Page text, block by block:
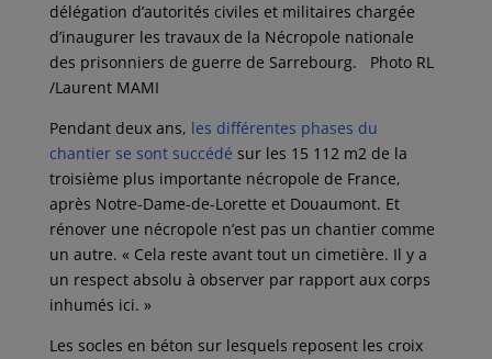
délégation d’autorités civiles et militaires chargée
d’inaugurer les travaux de la Nécropole nationale
des prisonniers de guerre de Sarrebourg. Photo RL
/Laurent MAMI
Pendant deux ans, les différentes phases du
chantier se sont succédé sur les 15 112 m2 de la
troisième plus importante nécropole de France,
après Notre-Dame-de-Lorette et Douaumont. Et
rénover une nécropole n’est pas un chantier comme
un autre. « Cela reste avant tout un cimetière. Il y a
un respect absolu à observer par rapport aux corps
inhumés ici. »
Les socles en béton sur lesquels reposent les croix